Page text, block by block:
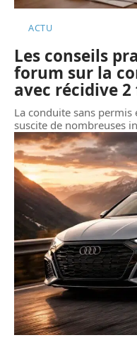
ACTU
Les conseils
forum sur la
avec récidive 2
La conduite sans
suscite de nombreuses